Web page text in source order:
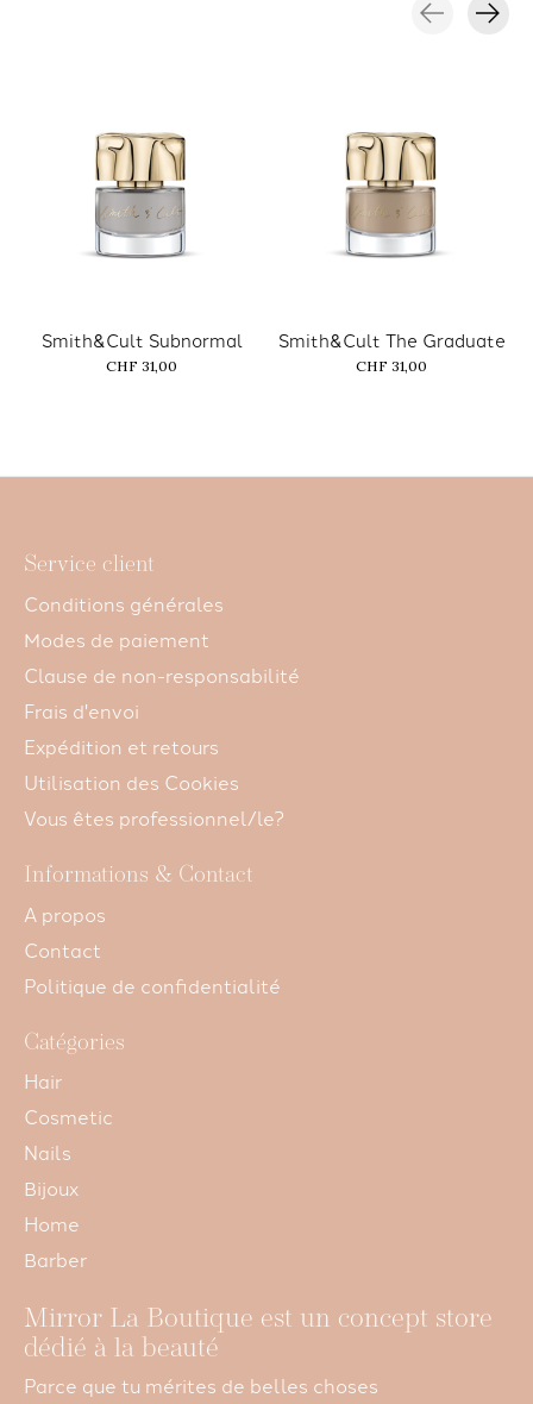
Smith&Cult Subnormal
CHF 31,00
Smith&Cult The Graduate
CHF 31,00
Service client
Conditions générales
Modes de paiement
Clause de non-responsabilité
Frais d'envoi
Expédition et retours
Utilisation des Cookies
Vous êtes professionnel/le?
Informations & Contact
A propos
Contact
Politique de confidentialité
Catégories
Hair
Cosmetic
Nails
Bijoux
Home
Barber
Mirror La Boutique est un concept store
dédié à la beauté
Parce que tu mérites de belles choses